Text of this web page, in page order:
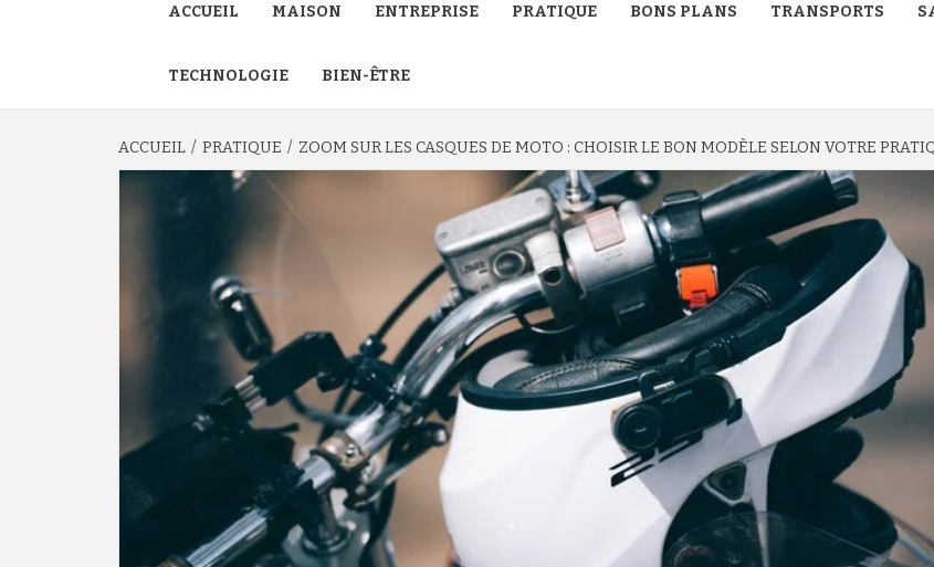
ACCUEIL MAISON ENTREPRISE PRATIQUE BONS PLANS TRANSPORTS
TECHNOLOGIE BIEN-ÊTRE
ACCUEIL PRATIQUE ZOOM SUR LES CASQUES DE MOTO : CHOISIR LE BON MODÈLE SELON VOTRE